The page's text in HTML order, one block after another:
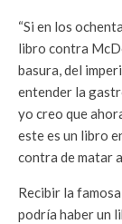
“Si en los
libro contra
basura, del
entender la
yo creo que
este es un libro
contra de matar
Recibir la
podría haber un